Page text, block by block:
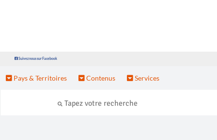
Suivez nous sur Facebook
Pays & Territoires Contenus Services